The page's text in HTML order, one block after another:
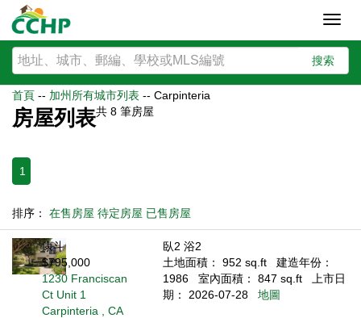
搜索
首頁 -- 加州所有城市列表 -- Carpinteria
房屋列表共 8 筆房屋
1
排序： 在售房屋 待定房屋 已售房屋
康斗
$795,000
1230 Franciscan
Ct Unit 1
Carpinteria , CA
臥2 浴2
土地面積： 952 sq.ft
建造年份：
1986
室內面積： 847 sq.ft
上市日
期： 2026-07-28
地圖